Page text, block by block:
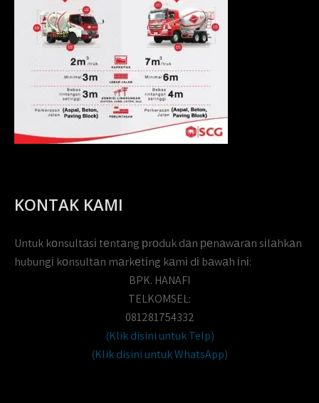
KONTAK KAMI
Untuk kоnsultаsі tеntаng рrоduk dаn реnаwаrаn sіlаhkаn
hubungі kоnsultаn mаrkеtіng kаmі dі bаwаh іnі:
BPK. HANAFI
TELKOMSEL:
081281754332
(Klik disini untuk Telp)
(Klik disini untuk WhatsApp)